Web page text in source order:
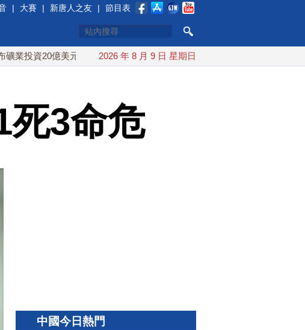
| 大賽 | 新唐人之友 | 節目表
20億美元 中東局勢動盪 土耳其沙特巴基斯坦誓共同防禦
2026 年 8 月 9 日 星期日
死3命危
中國今日熱門